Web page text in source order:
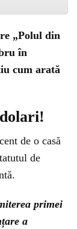
„Polul din
în
cum arată
de o casă
de
primei
a